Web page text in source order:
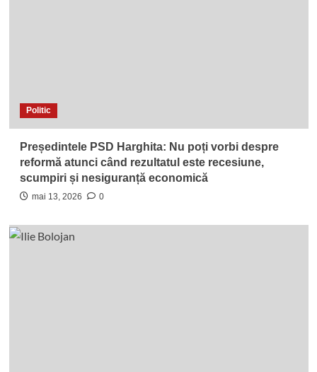
Politic
Președintele PSD Harghita: Nu poți vorbi despre
reformă atunci când rezultatul este recesiune,
scumpiri și nesiguranță economică
mai 13, 2026 0